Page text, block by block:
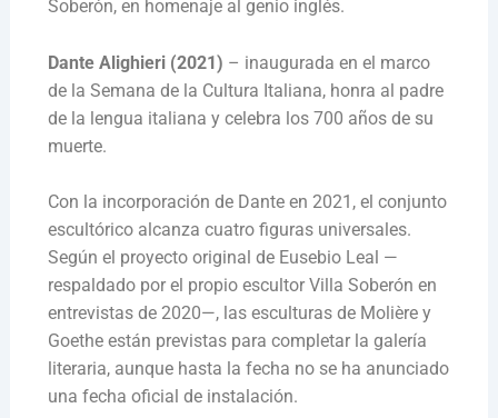
Soberón, en homenaje al genio inglés.
Dante Alighieri (2021) – inaugurada en el marco
de la Semana de la Cultura Italiana, honra al padre
de la lengua italiana y celebra los 700 años de su
muerte.
Con la incorporación de Dante en 2021, el conjunto
escultórico alcanza cuatro figuras universales.
Según el proyecto original de Eusebio Leal —
respaldado por el propio escultor Villa Soberón en
entrevistas de 2020—, las esculturas de Molière y
Goethe están previstas para completar la galería
literaria, aunque hasta la fecha no se ha anunciado
una fecha oficial de instalación.